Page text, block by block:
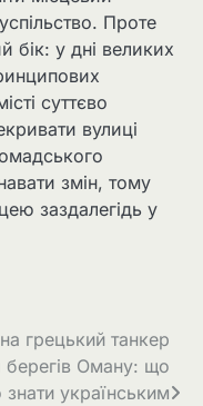
Проте
бік: у дні великих
суттєво
вулиці
змін, тому
заздалегідь у
грецький танкер
берегів Оману: що
знати українським